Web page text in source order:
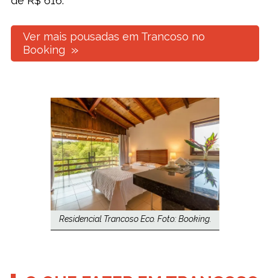
Ver mais pousadas em Trancoso no
Booking
Residencial Trancoso Eco. Foto: Booking.